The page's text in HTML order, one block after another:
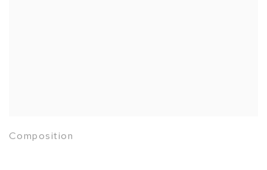
Composition